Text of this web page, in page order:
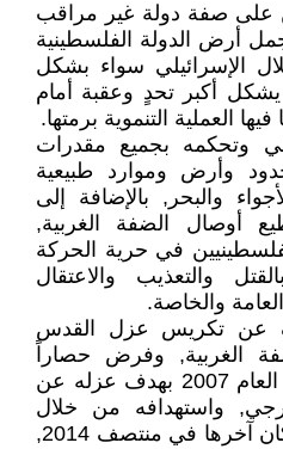
صفة دولة غير مراقب
أرض الدولة الفلسطينية
الإسرائيلي سواء بشكل
أكبر تحدٍ وعقبة أمام
العملية التنموية برمتها.
وتحكمه بجميع مقدرات
وأرض وموارد طبيعية
والبحر, بالإضافة إلى
أوصال الضفة الغربية,
في حرية الحركة
والتعذيب والاعتقال
والخاصة.
عن تكريس عزل القدس
الغربية, وفرض حصاراً
مشدداً على قطاع غزة منذ العام 2007 بهدف عزله عن
واستهدافه من خلال
الاعتداءات المتكررة والتي كان آخرها في منتصف 2014,